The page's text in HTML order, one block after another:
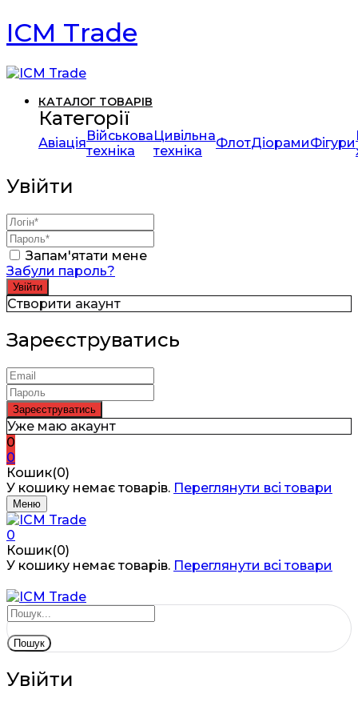
ICM Trade
КАТАЛОГ ТОВАРІВ
Категорії
АвіаціяВійськова
техніка
Цивільна
техніка
ФлотДіорамиФігури
Увійти
Запам'ятати мене
Забули пароль?
Створити акаунт
Зареєструватись
Уже маю акаунт
0
0
Кошик(0)
У кошику немає товарів. Переглянути всі товари
Меню
0
Кошик(0)
У кошику немає товарів. Переглянути всі товари
Пошук
Увійти